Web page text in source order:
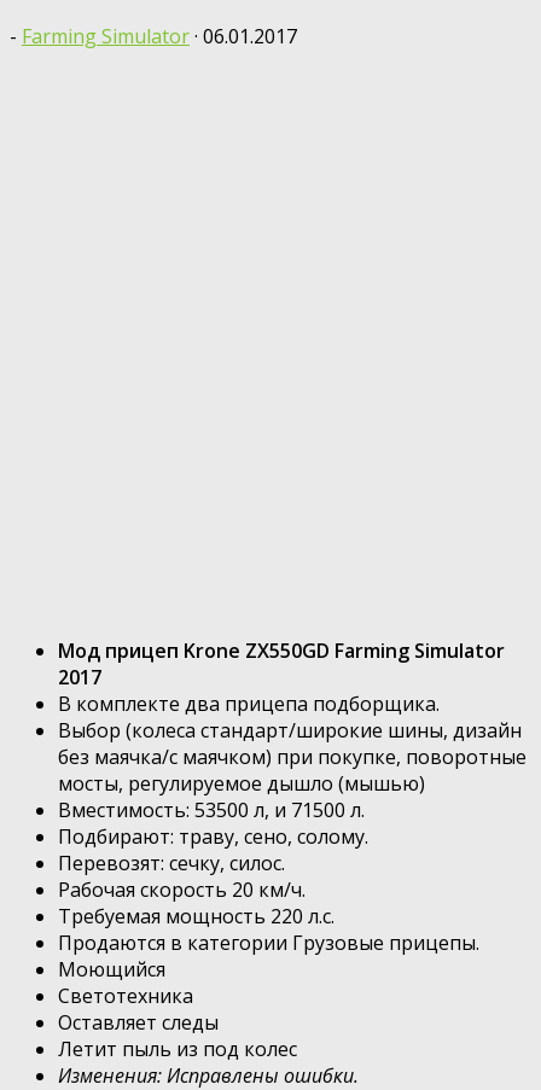
- Farming Simulator· 06.01.2017
Мод прицеп Krone ZX550GD Farming Simulator
2017
В комплекте два прицепа подборщика.
Выбор (колеса стандарт/широкие шины, дизайн
без маячка/с маячком) при покупке, поворотные
мосты, регулируемое дышло (мышью)
Вместимость: 53500 л, и 71500 л.
Подбирают: траву, сено, солому.
Перевозят: сечку, силос.
Рабочая скорость 20 км/ч.
Требуемая мощность 220 л.с.
Продаются в категории Грузовые прицепы.
Моющийся
Светотехника
Оставляет следы
Летит пыль из под колес
Изменения: Исправлены ошибки.